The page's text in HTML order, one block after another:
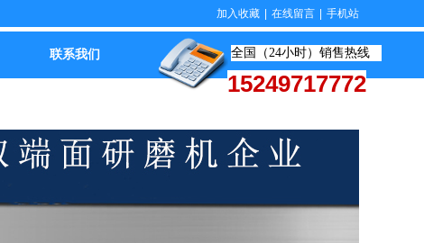
15249717772
全国（24小时）销售热线
联系我们
加入收藏 在线留言 手机站